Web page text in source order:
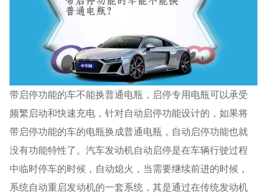
带启停功能的车不能换普通电瓶，启停专用电瓶可以承受
频繁启动和快速充电，针对自动启停功能设计的，如果将
带启停功能的车的电瓶换成普通电瓶，自动启停功能也就
没有功能特性了。汽车发动机自动启停是在车辆行驶过程
中临时停车的时候，自动熄火，当需要继续前进的时候，
系统自动重启发动机的一套系统，其是通过在传统发动机